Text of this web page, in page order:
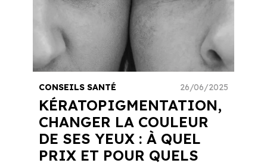
KÉRATOPIGMENTATION,
CHANGER LA COULEUR
DE SES YEUX : À QUEL
PRIX ET POUR QUELS
CONSEILS SANTÉ 26/06/2025